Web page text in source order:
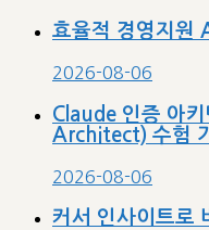
효율적 경영지원
2026-08-06
Claude 인증 아
Architect) 수험
2026-08-06
커서 인사이트로